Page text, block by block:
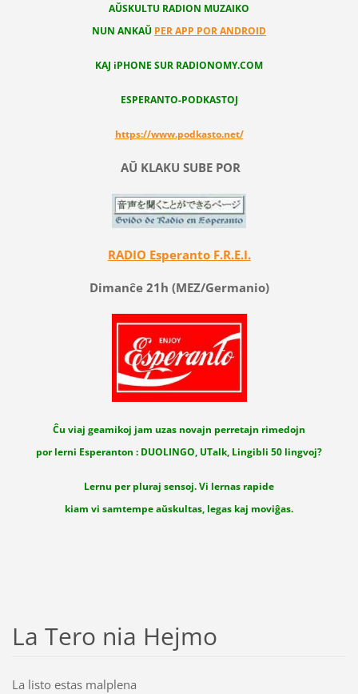
AŬSKULTU RADION MUZAIKO
NUN ANKAŬ PER APP POR ANDROID
KAJ iPHONE SUR RADIONOMY.COM
ESPERANTO-PODKASTOJ
https://www.podkasto.net/
AŬ KLAKU SUBE POR
RADIO Esperanto F.R.E.I.
Dimanĉe 21h (MEZ/Germanio)
Ĉu viaj geamikoj jam uzas novajn perretajn rimedojn
por lerni Esperanton : DUOLINGO, UTalk, Lingibli 50 lingvoj?
Lernu per pluraj sensoj. Vi lernas rapide
kiam vi samtempe aŭskultas, legas kaj moviĝas.
La Tero nia Hejmo
La listo estas malplena